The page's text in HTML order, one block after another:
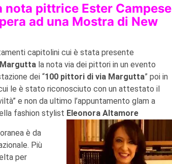
nota pittrice Ester Campese
ad una Mostra di New
capitolini cui è stata presente
la nota via dei pittori in un evento
dei “100 pittori di via Margutta” poi in
le è stato riconosciuto con un attestato il
e non da ultimo l’appuntamento glam a
fashion stylist Eleonora Altamore
è da
Più
per